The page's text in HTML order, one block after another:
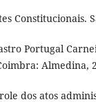
Constitucionais.
Portugal
Almedina,
dos atos